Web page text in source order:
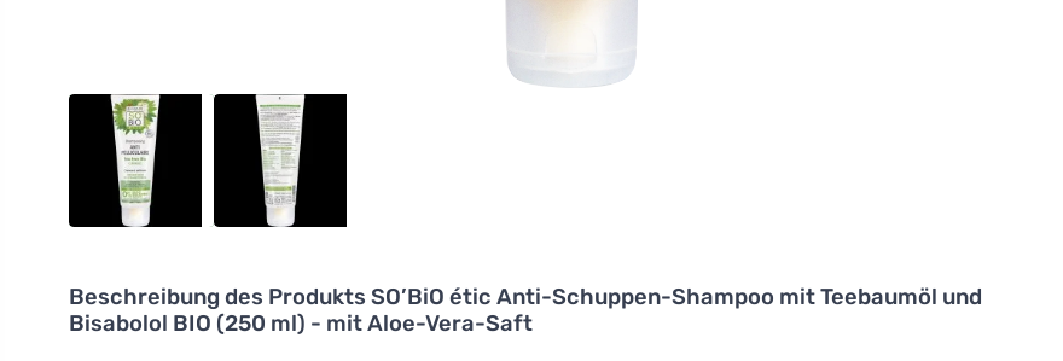
Beschreibung des Produkts SO’BiO étic Anti-Schuppen-Shampoo mit Teebaumöl und
Bisabolol BIO (250 ml) - mit Aloe-Vera-Saft